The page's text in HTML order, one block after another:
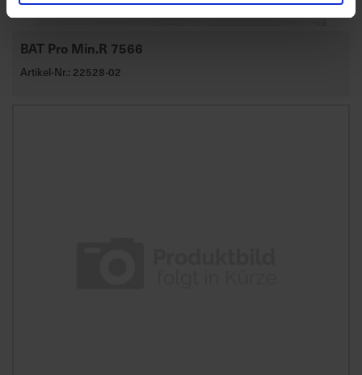
BAT Pro Min.R 7566
Artikel-Nr.: 22528-02